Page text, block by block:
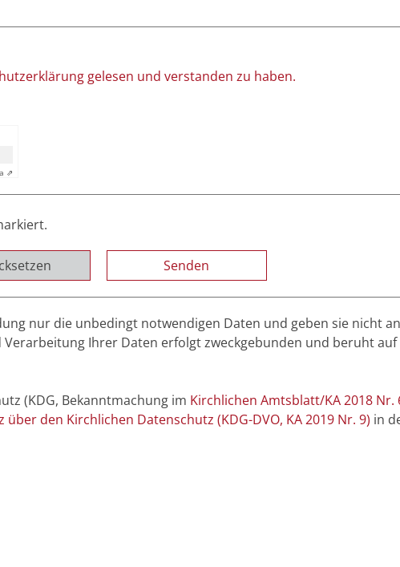
gelesen und verstanden zu haben.
⇗
nur die unbedingt notwendigen Daten und geben sie nicht an
Ihrer Daten erfolgt zweckgebunden und beruht
(KDG, Bekanntmachung im Kirchlichen Amtsblatt/KA 2018 Nr.
den Kirchlichen Datenschutz (KDG-DVO, KA 2019 Nr. 9) in